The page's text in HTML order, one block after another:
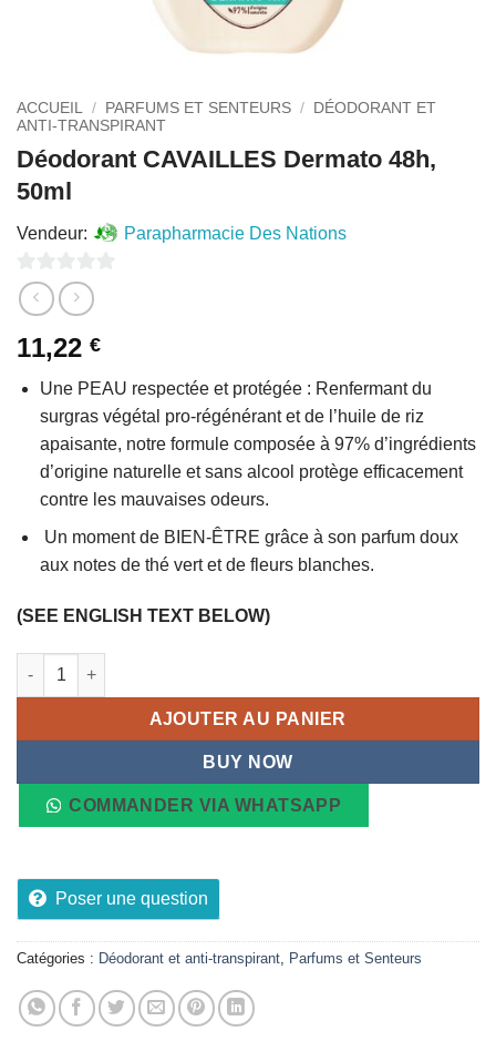
ACCUEIL / PARFUMS ET SENTEURS /
DÉODORANT ET
ANTI-TRANSPIRANT
Déodorant CAVAILLES Dermato 48h,
50ml
Vendeur: Parapharmacie Des Nations
0
sur
5
11,22 €
Une PEAU respectée et protégée : Renfermant du
surgras végétal pro-régénérant et de l’huile de riz
apaisante, notre formule composée à 97% d’ingrédients
d’origine naturelle et sans alcool protège efficacement
contre les mauvaises odeurs.
Un moment de BIEN-ÊTRE grâce à son parfum doux
aux notes de thé vert et de fleurs blanches.
(SEE ENGLISH TEXT BELOW)
quantité de Déodorant CAVAILLES Dermato 48h, 50ml
AJOUTER AU PANIER
BUY NOW
COMMANDER VIA WHATSAPP
Poser une question
Catégories : Déodorant et anti-transpirant Parfums et Senteurs